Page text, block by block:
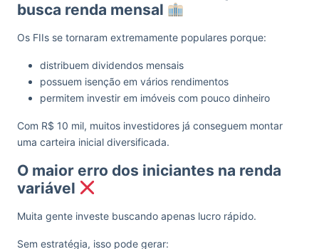
busca renda mensal
Os FIIs se tornaram extremamente populares porque:
distribuem dividendos mensais
possuem isenção em vários rendimentos
permitem investir em imóveis com pouco dinheiro
Com R$ 10 mil, muitos investidores já conseguem montar
uma carteira inicial diversificada.
O maior erro dos iniciantes na renda
variável
Muita gente investe buscando apenas lucro rápido.
Sem estratégia, isso pode gerar: